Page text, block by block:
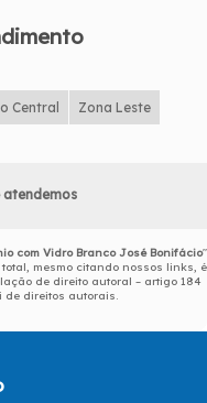
Central Zona Leste
atendemos
com Vidro Branco José Bonifácio"
mesmo citando nossos links, é
de direito autoral – artigo 184
de direitos autorais.